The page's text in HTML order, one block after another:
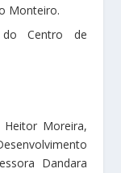
Monteiro.
do Centro de
Heitor Moreira,
Dandara